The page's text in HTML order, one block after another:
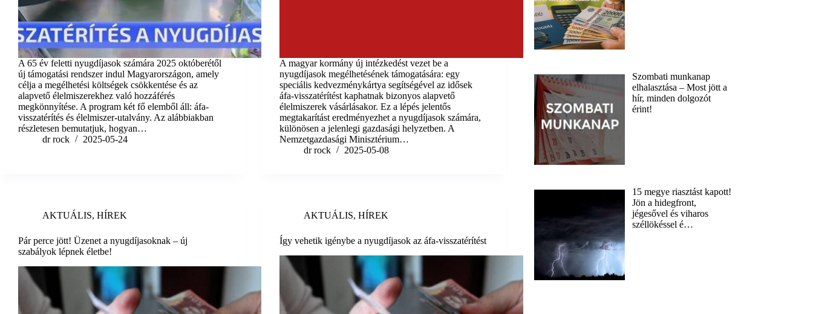
A 65 év feletti nyugdíjasok számára 2025 októberétől
új támogatási rendszer indul Magyarországon, amely
célja a megélhetési költségek csökkentése és az
alapvető élelmiszerekhez való hozzáférés
megkönnyítése. A program két fő elemből áll: áfa-
visszatérítés és élelmiszer-utalvány. Az alábbiakban
részletesen bemutatjuk, hogyan…
dr rock
2025-05-24
A magyar kormány új intézkedést vezet be a
nyugdíjasok megélhetésének támogatására: egy
speciális kedvezménykártya segítségével az idősek
áfa-visszatérítést kaphatnak bizonyos alapvető
élelmiszerek vásárlásakor. Ez a lépés jelentős
megtakarítást eredményezhet a nyugdíjasok számára,
különösen a jelenlegi gazdasági helyzetben. A
Nemzetgazdasági Minisztérium…
dr rock
2025-05-08
AKTUÁLIS, HÍREK
Pár perce jött! Üzenet a nyugdíjasoknak – új
szabályok lépnek életbe!
AKTUÁLIS,HÍREK
Így vehetik igénybe a nyugdíjasok az áfa-visszatérítést
Szombati munkanap
elhalasztása – Most jött a
hír, minden dolgozót
érint!
15 megye riasztást kapott!
Jön a hidegfront,
jégesővel és viharos
széllökéssel é…